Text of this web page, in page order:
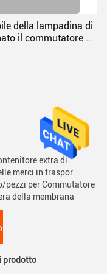
della lampadina di
il commutatore di
extra di
merci in traspor
pezzi per Commutatore
della membrana
prodotto